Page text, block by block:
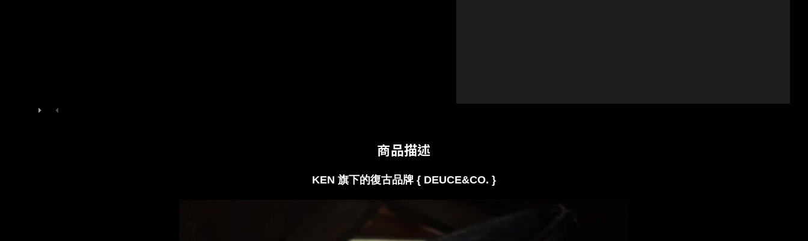
商品描述
KEN 旗下的復古品牌 { DEUCE&CO. }